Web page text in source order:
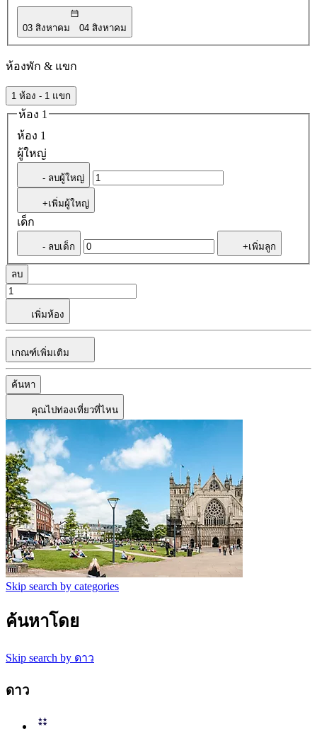
03 สิงหาคม 04 สิงหาคม
ห้องพัก & แขก
1 ห้อง - 1 แขก
ห้อง 1
ห้อง 1
ผู้ใหญ่
- ลบผู้ใหญ่
+เพิ่มผู้ใหญ่
เด็ก
- ลบเด็ก +เพิ่มลูก
ลบ
เพิ่มห้อง
เกณฑ์เพิ่มเติม
ค้นหา
คุณไปท่องเที่ยวที่ไหน
Skip search by categories
ค้นหาโดย
Skip search by ดาว
ดาว